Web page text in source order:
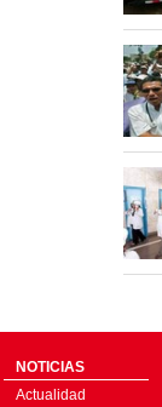
NOTICIAS
Actualidad